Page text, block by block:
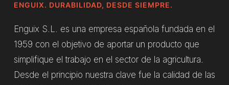
ENGUIX. DURABILIDAD, DESDE SIEMPRE.
Enguix S.L. es una empresa española fundada en el
1959 con el objetivo de aportar un producto que
simplifique el trabajo en el sector de la agricultura.
Desde el principio nuestra clave fue la calidad de las